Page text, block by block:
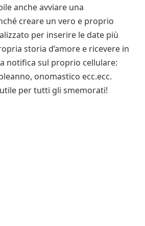
anche avviare una
creare un vero e proprio
per inserire le date più
storia d’amore e ricevere in
notifica sul proprio cellulare:
onomastico ecc.ecc.
per tutti gli smemorati!